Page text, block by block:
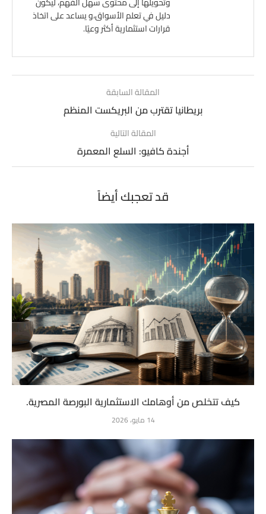
دليل في تعلم الأسواق،و يساعد على اتخاذ
قرارات استثمارية أكثر وعيًا.
المقالة السابقة
بريطانيا تقترب من البريكست المنظم
المقالة التالية
أجندة كافيو: السلع المعمرة
قد تعجبك أيضاً
كيف تتخلص من أوهامك الاستثمارية البورصة المصرية.
14 مايو، 2026